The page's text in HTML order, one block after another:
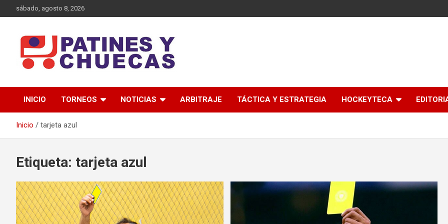
al
sábado, agosto 8, 2026
Patines y Chuecas
INICIO TORNEOS NOTICIAS ARBITRAJE TÁCTICA Y ESTRATEGIA HOCKEYTECA
Inicio tarjeta azul
Etiqueta: tarjeta azul